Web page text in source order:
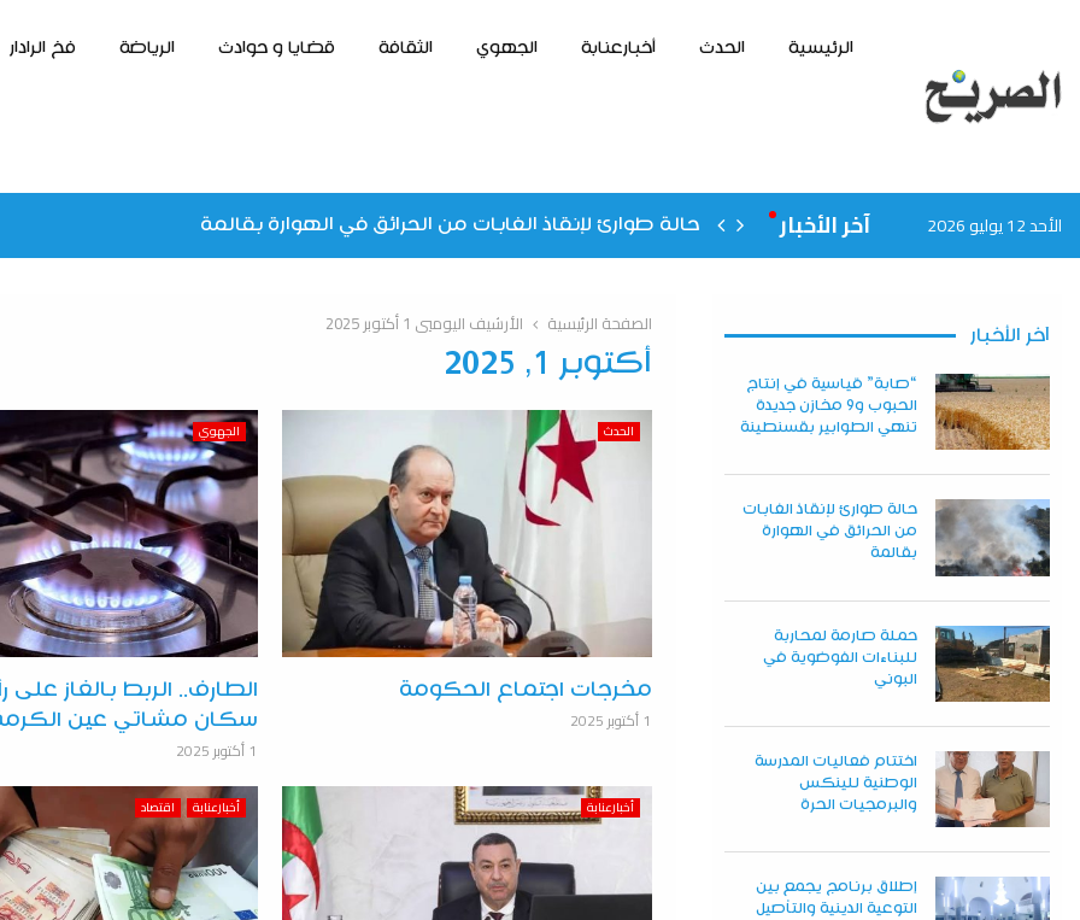
الرئيسية الحدث أخبارعنابة الجهوي الثقافة قضايا و حوادث الرياضة فخ الرادار
الأحد 12 يوليو 2026 آخر الأخبار حالة طوارئ لإنقاذ الغابات من الحرائق في الهوارة بقالمة
الصفحة الرئيسية الأرشيف اليوميي 1 أكتوبر 2025
أكتوبر 1, 2025
الحدث
مخرجات اجتماع الحكومة
1 أكتوبر 2025
الجهوي
الطارف.. الربط بالغاز
سكان مشاتي عين
1 أكتوبر 2025
أخبارعنابة أخبارعنابة اقتصاد
آخر الأخبار
“صابة” قياسية في إنتاج
الحبوب و9 مخازن جديدة
تنهي الطوابير بقسنطينة
حالة طوارئ لإنقاذ الغابات
من الحرائق في الهوارة
بقالمة
حملة صارمة لمحاربة
للبناءات الفوضوية في
البوني
اختتام فعاليات المدرسة
الوطنية للينكس
والبرمجيات الحرة
إطلاق برنامج يجمع بين
التوعية الدينية والتأصيل